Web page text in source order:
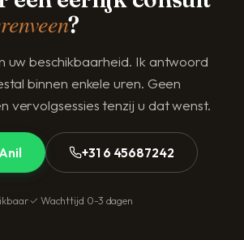
?
uw beschikbaarheid. Ik antwoord
binnen enkele uren. Geen
vervolgsessies tenzij u dat wenst.
+31 6 45687242
✓ Wachttijd 0-3 dagen